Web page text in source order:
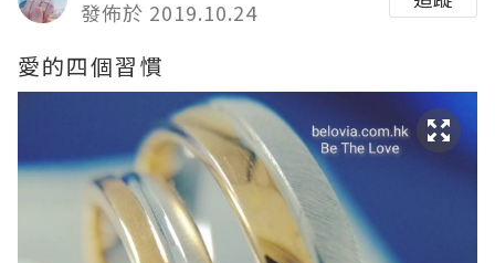
發佈於 2019.10.24
愛的四個習慣